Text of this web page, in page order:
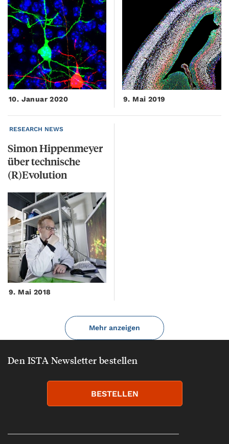
10. Januar 2020 9. Mai 2019
RESEARCH NEWS
Simon Hippenmeyer
über technische
(R)Evolution
9. Mai 2018
Mehr anzeigen
Den ISTA Newsletter bestellen
BESTELLEN